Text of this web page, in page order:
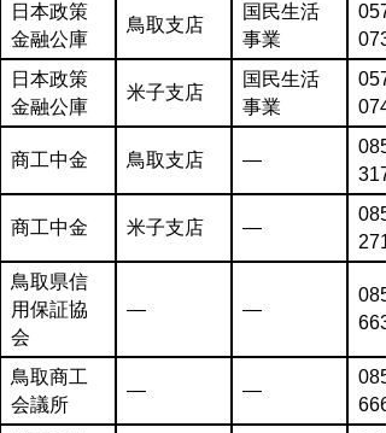
日本政策
金融公庫
鳥取支店
国民生活
事業
日本政策
金融公庫
米子支店
国民生活
事業
商工中金 鳥取支店 ―
商工中金 米子支店 ―
鳥取県信
用保証協
会
― ―
鳥取商工
会議所
― ―